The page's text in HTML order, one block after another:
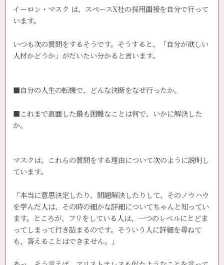
イーロン・マスク は、スペースX社の採用面接を自分で行って
います。
いつも次の質問をするそうです。そうすると、「自分が欲しい
人材かどうか」がだいたい分かると言います。
■自分の人生の転機で、どんな決断をなぜ行ったか。
■これまで直面した最も困難なことは何で、いかに解決した
か。
マスクは、これらの質問をする理由について次のように説明し
ています。
「本当に意思決定したり、問題解決したりして、そのノウハウ
を学んだ人は、その時の細かな詳細についてちゃんと知ってい
ます。ところが、フリをしている人は、一つのレベルにとどま
ってしまって行き詰まるのです。そういう人に詳細を尋ねて
も、答えることはできません。」